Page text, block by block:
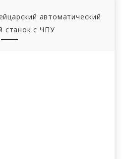
автоматический
станок с ЧПУ